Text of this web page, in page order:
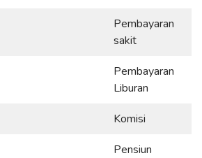
Pembayaran
sakit
Pembayaran
Liburan
Komisi
Pensiun